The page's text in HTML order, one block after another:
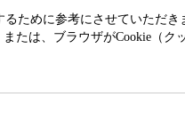
ために参考にさせていただき
は、ブラウザがCookie（ク